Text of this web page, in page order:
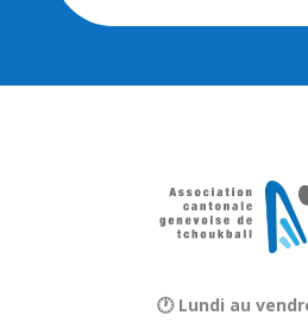
🕐 Lundi au